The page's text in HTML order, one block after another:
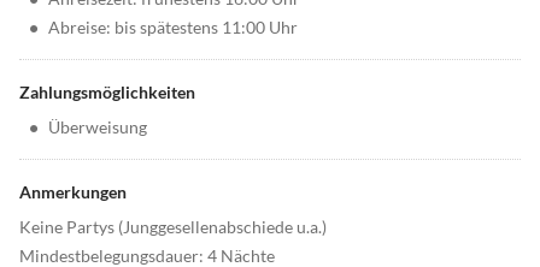
• Abreise: bis spätestens 11:00 Uhr
Zahlungsmöglichkeiten
• Überweisung
Anmerkungen
Keine Partys (Junggesellenabschiede u.a.)
Mindestbelegungsdauer: 4 Nächte